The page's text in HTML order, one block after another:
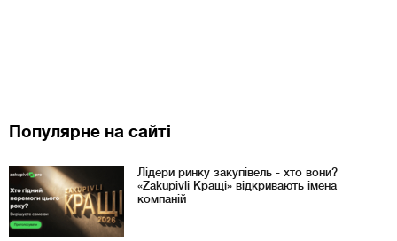
Популярне на сайті
Лідери ринку закупівель - хто вони?
«Zakupivli Кращі» відкривають імена
компаній